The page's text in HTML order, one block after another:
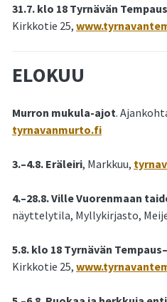
31.7. klo 18 Tyrnävän
Kirkkotie 25,
ELOKUU
Murron mukula-ajot.
tyrnavanmurto.fi
3.–4.8. Eräleiri, Markkuu,
4.–28.8. Ville Vuorenmaan
näyttelytila, Myllykirjasto,
5.8. klo 18 Tyrnävän
Kirkkotie 25,